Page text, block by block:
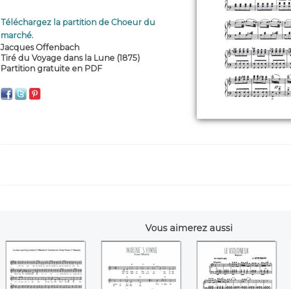
Téléchargez la partition de Choeur du
marché.
Jacques Offenbach
Tiré du Voyage dans la Lune (1875)
Partition gratuite en PDF
Vous aimerez aussi
Les deux ajax
Marine's hymn
Le Violoneux